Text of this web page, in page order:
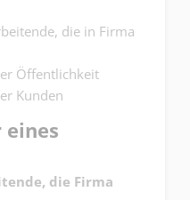
die in Firma
Öffentlichkeit
Kunden
die Firma